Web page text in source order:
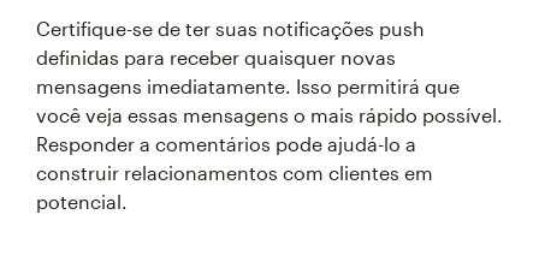
Certifique-se de ter suas notificações push
definidas para receber quaisquer novas
mensagens imediatamente. Isso permitirá que
você veja essas mensagens o mais rápido possível.
Responder a comentários pode ajudá-lo a
construir relacionamentos com clientes em
potencial.